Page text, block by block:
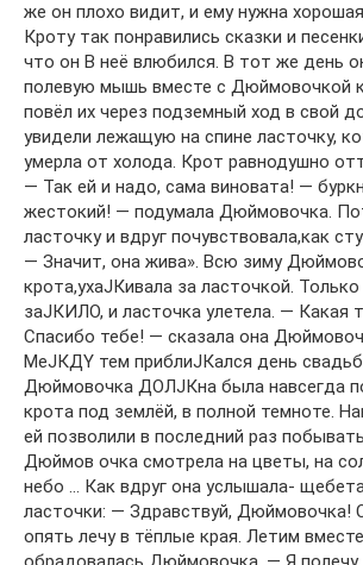
же он плохо видит, и ему нужна
Кроту так понравились сказки и
что он В неё влюбился. В тот же день
полевую мышь вместе с Дюймовочкой к
повёл их через подземный ход в свой
увидели лежащую на спине ласточку,
умерла от холода. Крот равнодушно
— Так ей и надо, сама виновата! —
жестокий! — подумала Дюймовочка.
ласточку и вдруг почувствовала,как
— Значит, она жива». Всю зиму
крота,ухаJКивала за ласточкой.
заJКИЛО, и ласточка улетела. — Какая
Спаcибo тебе! — сказала она
MeJКДY тем приблиJКался день
Дюймовочка ДОЛJКна была навсегда
крота под землёй, в полной темноте.
ей позволили в последний раз
Дюймов очка смотрела на цветы, на
небо … Как вдруг она услышала-
ласточки: — Здравствуй, Дюймовочка!
опять лечу в тёплые края. Летим